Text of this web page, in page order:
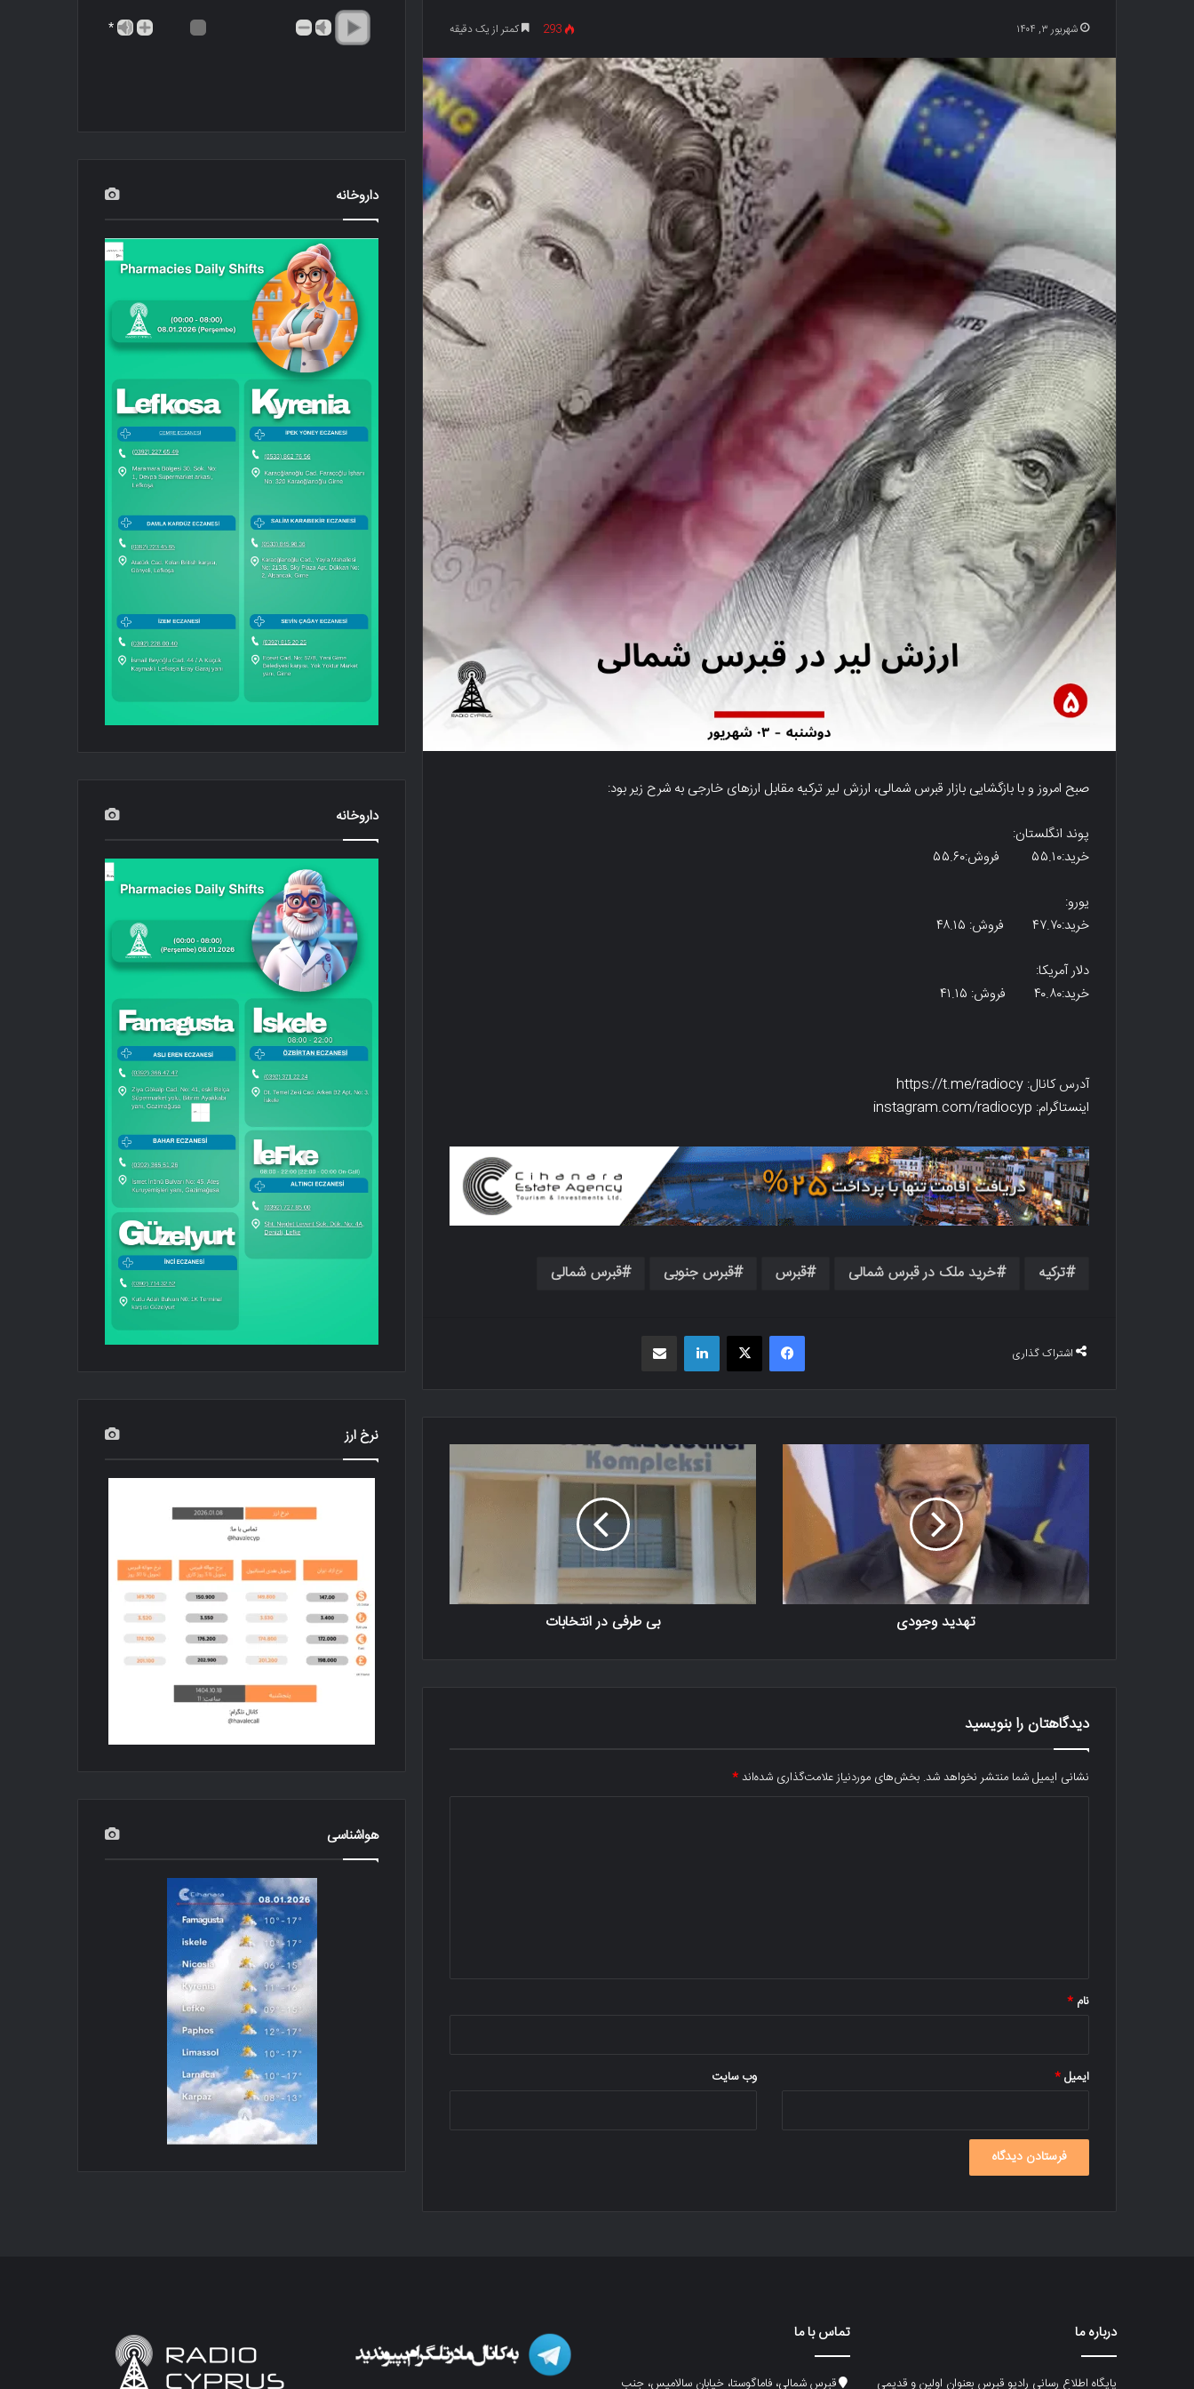
شهریور ۳, ۱۴۰۴ 293 کمتر از یک دقیقه
صبح امروز و با بازگشایی بازار قبرس شمالی، ارزش لیر ترکیه مقابل ارزهای خارجی به شرح زیر بود:
پوند انگلستان:
خرید:۵۵.۱۰ فروش:۵۵.۶۰
یورو:
خرید:۴۷.۷۰ فروش: ۴۸.۱۵
دلار آمریکا:
خرید:۴۰.۸۰ فروش: ۴۱.۱۵
آدرس کانال: https://t.me/radiocy
اینستاگرام: instagram.com/radiocyp
ترکیه خرید ملک در قبرس شمالی قبرس قبرس جنوبی قبرس شمالی
اشتراک گذاری
فیسبوک X
تهدید وجودی بی طرفی در انتخابات
دیدگاهتان را بنویسید
نشانی ایمیل شما منتشر نخواهد شد. بخش‌های موردنیاز علامت‌گذاری شده‌اند*
نام *
ایمیل* وب‌ سایت
*
داروخانه
داروخانه
نرخ ارز
هواشناسی
درباره ما
پایگاه اطلاع رسانی رادیو قبرس بعنوان اولین و قدیمی
تماس با ما
قبرس شمالی، فاماگوستا، خیابان سالامیس، جنب